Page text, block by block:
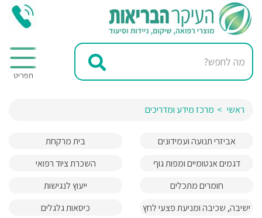
ראשי מרכז מידע ומדריכים
אביזרי תנועה ועמידונים
בית מרקחת
דגמים אנטומיים ומפות גוף
השכרת ציוד רפואי
חומרים מתכלים
ייעוץ לנגישות
ישיבה, שכיבה ומניעת פצעי לחץ
כיסאות גלגלים